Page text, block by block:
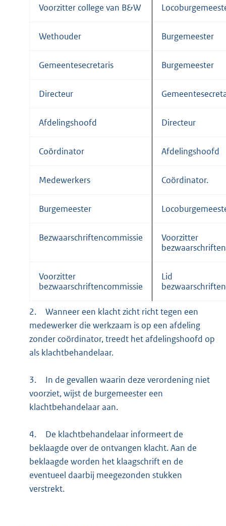
Voorzitter college van B&W
Wethouder Burgemeester
Gemeentesecretaris Burgemeester
Directeur
Afdelingshoofd Directeur
Coördinator Afdelingshoofd
Medewerkers Coördinator.
Burgemeester
Bezwaarschriftencommissie
Voorzitter
Voorzitter
bezwaarschriftencommissie
Lid
2.
Wanneer een klacht zicht richt tegen een
medewerker die werkzaam is op een afdeling
zonder coördinator, treedt het afdelingshoofd op
als klachtbehandelaar.
3.
In de gevallen waarin deze verordening niet
voorziet, wijst de burgemeester een
klachtbehandelaar aan.
4.
De klachtbehandelaar informeert de
beklaagde over de ontvangen klacht. Aan de
beklaagde worden het klaagschrift en de
eventueel daarbij meegezonden stukken
verstrekt.